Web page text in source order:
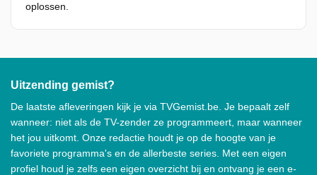
oplossen.
Uitzending gemist?
De laatste afleveringen kijk je via TVGemist.be. Je bepaalt zelf
wanneer: niet als de TV-zender ze programmeert, maar wanneer
het jou uitkomt. Onze redactie houdt je op de hoogte van je
favoriete programma's en de allerbeste series. Met een eigen
profiel houd je zelfs een eigen overzicht bij en ontvang je een e-